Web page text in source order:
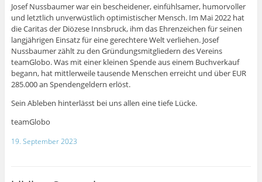
Josef Nussbaumer war ein bescheidener, einfühlsamer, humorvoller
und letztlich unverwüstlich optimistischer Mensch. Im Mai 2022 hat
die Caritas der Diözese Innsbruck, ihm das Ehrenzeichen für seinen
langjährigen Einsatz für eine gerechtere Welt verliehen. Josef
Nussbaumer zählt zu den Gründungsmitgliedern des Vereins
teamGlobo. Was mit einer kleinen Spende aus einem Buchverkauf
begann, hat mittlerweile tausende Menschen erreicht und über EUR
285.000 an Spendengeldern erlöst.
Sein Ableben hinterlässt bei uns allen eine tiefe Lücke.
teamGlobo
19. September 2023